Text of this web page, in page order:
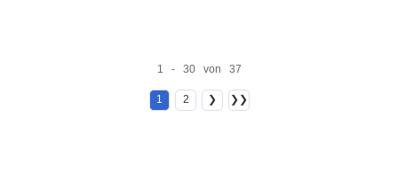
1 - 30 von 37
1 2 ❯ ❯❯